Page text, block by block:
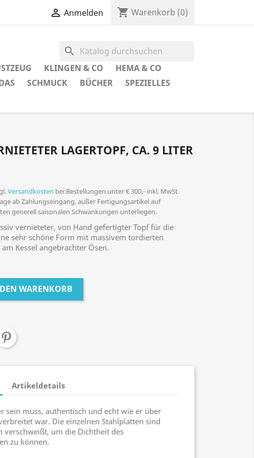
 Anmelden shopping_cart Warenkorb (0)
search
KLINGEN & CO
HEMA & CO
SCHMUCK BÜCHER SPEZIELLES
LAGERTOPF, CA. 9 LITER
Versandkosten bei Bestellungen unter € 300,- inkl. MwSt.
ab Zahlungseingang, außer Fertigungsartikel auf
generell saisonalen Schwankungen unterliegen.
vernieteter, von Hand gefertigter Topf für die
sehr schöne Form mit massivem tordierten
Kessel angebrachter Ösen.
WARENKORB
Artikeldetails
sein muss, authentisch und echt wie er über
war. Die einzelnen Stahlplatten sind
verschweißt, um die Dichtheit des
zu können.